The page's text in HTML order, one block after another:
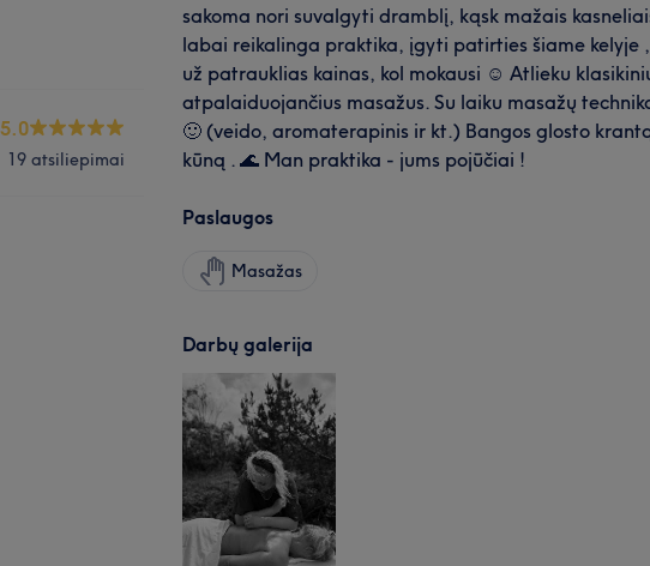
5.0
19 atsiliepimai
sakoma nori suvalgyti dramblį, kąsk mažais
labai reikalinga praktika, įgyti patirties šiame kelyje
už patrauklias kainas, kol mokausi ☺️ Atlieku
atpalaiduojančius masažus. Su laiku masažų
🙂 (veido, aromaterapinis ir kt.) Bangos glosto
kūną . 🌊 Man praktika - jums pojūčiai !
Paslaugos
Masažas
Darbų galerija